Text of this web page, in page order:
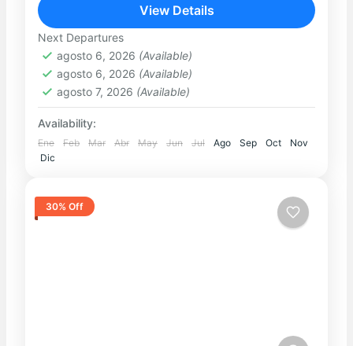
más mágicos y tradicionales del...
MACHUPICCHU,Ollantaytambo
Easy
View Details
Next Departures
agosto 6, 2026 (Available)
agosto 6, 2026 (Available)
agosto 7, 2026 (Available)
Availability:
Ene Feb Mar Abr May Jun Jul Ago Sep Oct
Nov
Dic
30% Off